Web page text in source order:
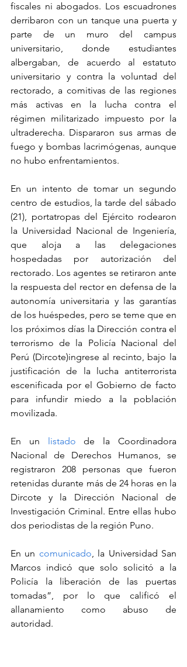
fiscales ni abogados. Los escuadrones
derribaron con un tanque una puerta y
parte de un muro del campus
universitario, donde estudiantes
albergaban, de acuerdo al estatuto
universitario y contra la voluntad del
rectorado, a comitivas de las regiones
más activas en la lucha contra el
régimen militarizado impuesto por la
ultraderecha. Dispararon sus armas de
fuego y bombas lacrimógenas, aunque
no hubo enfrentamientos.
En un intento de tomar un segundo
centro de estudios, la tarde del sábado
(21), portatropas del Ejército rodearon
la Universidad Nacional de Ingeniería,
que aloja a las delegaciones
hospedadas por autorización del
rectorado. Los agentes se retiraron ante
la respuesta del rector en defensa de la
autonomía universitaria y las garantías
de los huéspedes, pero se teme que en
los próximos días la Dirección contra el
terrorismo de la Policía Nacional del
Perú (Dircote)ingrese al recinto, bajo la
justificación de la lucha antiterrorista
escenificada por el Gobierno de facto
para infundir miedo a la población
movilizada.
En un listado de la Coordinadora
Nacional de Derechos Humanos, se
registraron 208 personas que fueron
retenidas durante más de 24 horas en la
Dircote y la Dirección Nacional de
Investigación Criminal. Entre ellas hubo
dos periodistas de la región Puno.
En un comunicado, la Universidad San
Marcos indicó que solo solicitó a la
Policía la liberación de las puertas
tomadas”, por lo que calificó el
allanamiento como abuso de
autoridad.